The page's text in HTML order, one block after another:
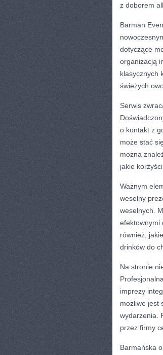
z doborem
Barman
dotyczące
organizacją
klasycznych
świeżych
Serwis
o kontakt z
może stać
można
jakie
Ważnym
weselny
weselnych.
efektownymi
również,
drinków do
Na stronie
imprezy
możliwe jest
wydarzenia.
przez firmy
Barmańska